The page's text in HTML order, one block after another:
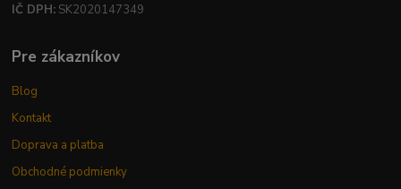
IČ DPH: SK2020147349
Pre zákazníkov
Blog
Kontakt
Doprava a platba
Obchodné podmienky